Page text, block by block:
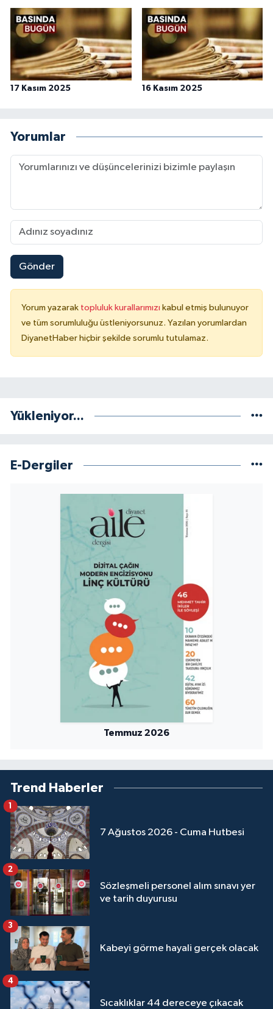
17 Kasım 2025 16 Kasım 2025
Yorumlar
Gönder
Yorum yazarak topluluk kurallarımızı kabul etmiş bulunuyor
ve tüm sorumluluğu üstleniyorsunuz. Yazılan yorumlardan
DiyanetHaber hiçbir şekilde sorumlu tutulamaz.
Yükleniyor...
E-Dergiler
Temmuz 2026
Trend Haberler
7 Ağustos 2026 - Cuma Hutbesi
1
Sözleşmeli personel alım sınavı yer
ve tarih duyurusu
2
Kabeyi görme hayali gerçek olacak
3
Sıcaklıklar 44 dereceye çıkacak
4
Konya Müftülüğü
Kütahya Müftülüğü
Malatya Müftülüğü
Muğla Müftülüğü
Muş Müftülüğü
Nevşehir Müftülüğü
Niğde Müftülüğü
Ordu Müftülüğü
Samsun Müftülüğü
Sinop Müftülüğü
Sivas Müftülüğü
Şanlıurfa Müftülüğü
Şırnak Müftülüğü
Tekirdağ Müftülüğü
Tokat Müftülüğü
Trabzon Müftülüğü
Tunceli Müftülüğü
Uşak Müftülüğü
Yalova Müftülüğü
Zonguldak Müftülüğü